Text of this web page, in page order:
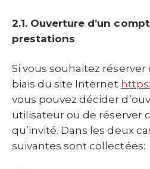
2.1. Ouverture d’un
prestations
Si vous souhaitez réserver
biais du site Internet
vous pouvez décider
utilisateur ou de réserver
qu’invité. Dans les deux
suivantes sont collectées: